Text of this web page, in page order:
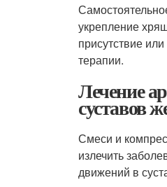
укрепление
присутствие
терапии.
Лечение
суставов
Смеси и
излечить
движений в